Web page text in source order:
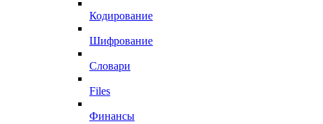
Кодирование
Шифрование
Словари
Files
Финансы